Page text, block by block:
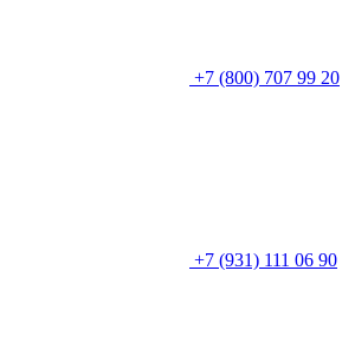
+7 (800) 707 99 20
+7 (931) 111 06 90